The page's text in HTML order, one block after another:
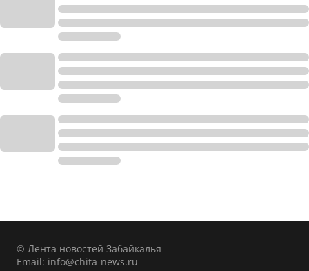
© Лента новостей Забайкалья
Email: info@chita-news.ru